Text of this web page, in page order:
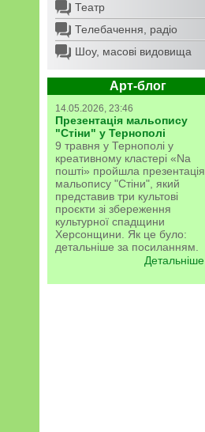
Театр
Телебачення, радіо
Шоу, масові видовища
Арт-блог
14.05.2026, 23:46
Презентація мальопису
"Стіни" у Тернополі
9 травня у Тернополі у
креативному кластері «Na
пошті» пройшла презентація
мальопису "Стіни", який
представив три культові
проєкти зі збереження
культурної спадщини
Херсонщини. Як це було:
детальніше за посиланням.
Детальніше